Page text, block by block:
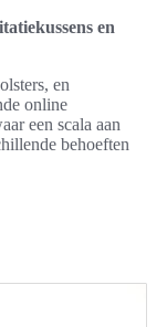
en
en
online
een scala aan
behoeften